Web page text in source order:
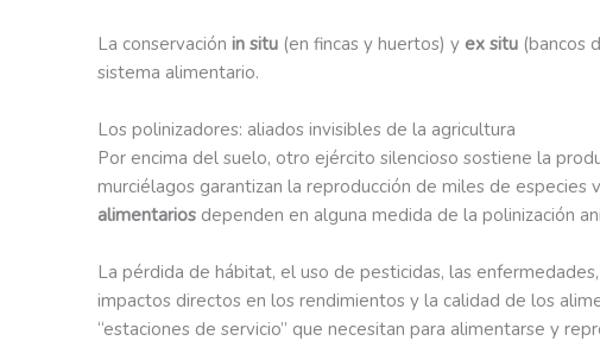
La conservación in situ (en fincas y huertos) y ex situ (bancos
sistema alimentario.
Los polinizadores: aliados invisibles de la agricultura
Por encima del suelo, otro ejército silencioso sostiene la
murciélagos garantizan la reproducción de miles de especies
alimentarios dependen en alguna medida de la polinización
La pérdida de hábitat, el uso de pesticidas, las
impactos directos en los rendimientos y la calidad de los
“estaciones de servicio” que necesitan para alimentarse y